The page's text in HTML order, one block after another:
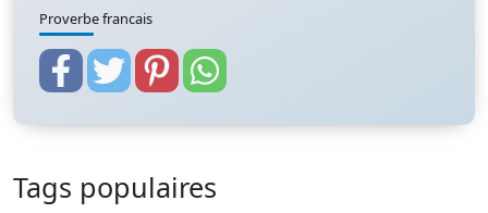
Proverbe francais
Tags populaires